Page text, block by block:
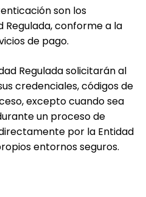
son los
Regulada, conforme a la
de pago.
Regulada solicitarán al
credenciales, códigos de
excepto cuando sea
un proceso de
por la Entidad
entornos seguros.